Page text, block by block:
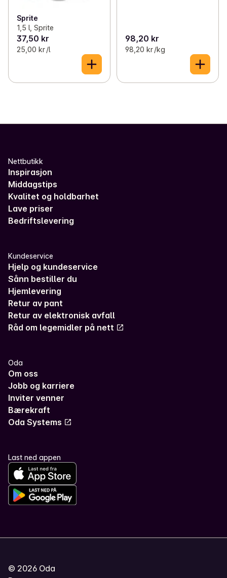
Sprite
1,5 l, Sprite
37,50 kr
25,00 kr /l
98,20 kr
98,20 kr /kg
Nettbutikk
Inspirasjon
Middagstips
Kvalitet og holdbarhet
Lave priser
Bedriftslevering
Kundeservice
Hjelp og kundeservice
Sånn bestiller du
Hjemlevering
Retur av pant
Retur av elektronisk avfall
Råd om legemidler på nett
Oda
Om oss
Jobb og karriere
Inviter venner
Bærekraft
Oda Systems
Last ned appen
© 2026 Oda